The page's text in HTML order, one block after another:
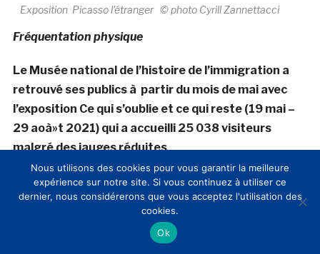
Exposition Picasso l’étranger © photo Cyrill Zannettacci
Fréquentation physique
Le Musée national de l’histoire de l’immigration a
retrouvé ses publics à partir du mois de mai avec
l’exposition Ce qui s’oublie et ce qui reste (19 mai –
29 aoà»t 2021) qui a accueilli 25 038 visiteurs
malgré des jauges réduites.
à€ la rentrée, l’exposition Picasso l’étranger a pris le
relais (4 novembre 2021 – 13 février 2022)et
s’annonce déjà comme un succès avec,
décembre, 23 796 visiteurs.
Nous utilisons des cookies pour vous garantir la meilleure
expérience sur notre site. Si vous continuez à utiliser ce
dernier, nous considérerons que vous acceptez l'utilisation des
cookies.
Ok